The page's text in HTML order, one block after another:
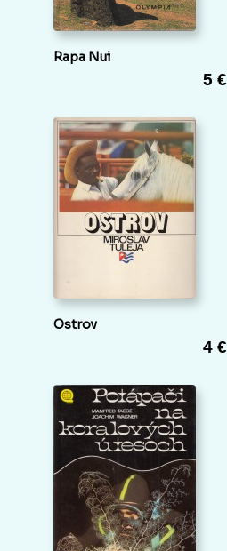
Rapa Nui
5 €
Ostrov
4 €